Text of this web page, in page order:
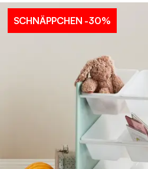
SCHNÄPPCHEN -30%